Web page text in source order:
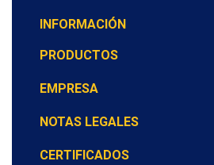
INFORMACIÓN
PRODUCTOS
EMPRESA
NOTAS LEGALES
CERTIFICADOS